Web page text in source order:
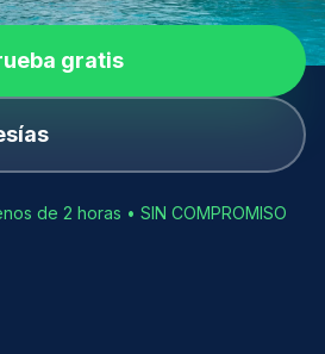
gratis
de 2 horas • SIN COMPROMISO